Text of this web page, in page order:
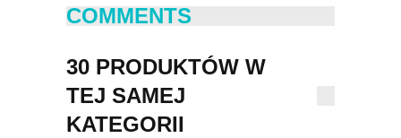
COMMENTS
30 PRODUKTÓW W
TEJ SAMEJ
KATEGORII